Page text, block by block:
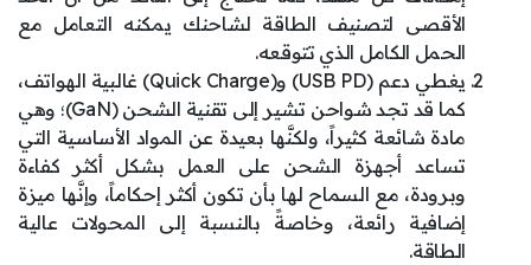
الأقصى لتصنيف الطاقة لشاحنك يمكنه التعامل مع
الحمل الكامل الذي تتوقعه.
يغطي دعم (USB PD) و(Quick Charge) غالبية الهواتف،
كما قد تجد شواحن تشير إلى تقنية الشحن (GaN)؛ وهي
مادة شائعة كثيراً، ولكنَّها بعيدة عن المواد الأساسية التي
تساعد أجهزة الشحن على العمل بشكل أكثر كفاءة
وبرودة، مع السماح لها بأن تكون أكثر إحكاماً، وإنَّها ميزة
إضافية رائعة، وخاصةً بالنسبة إلى المحولات عالية
الطاقة.